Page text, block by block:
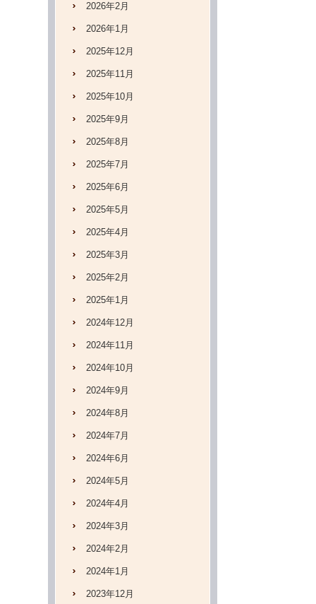
2026年2月
2026年1月
2025年12月
2025年11月
2025年10月
2025年9月
2025年8月
2025年7月
2025年6月
2025年5月
2025年4月
2025年3月
2025年2月
2025年1月
2024年12月
2024年11月
2024年10月
2024年9月
2024年8月
2024年7月
2024年6月
2024年5月
2024年4月
2024年3月
2024年2月
2024年1月
2023年12月